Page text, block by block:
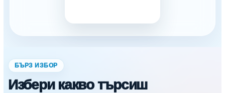
БЪРЗ ИЗБОР
Избери какво търсиш